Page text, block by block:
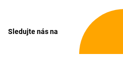
Sledujte nás na